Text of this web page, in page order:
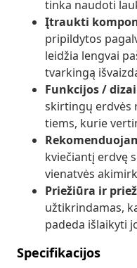
tinka naudoti
Įtraukti
pripildytos
leidžia lengvai
tvarkingą
Funkcijos /
skirtingų erdvės
tiems, kurie
kviečiantį erdvę
vienatvės
Priežiūra ir
užtikrindamas,
padeda išlaikyti
Specifikacijos